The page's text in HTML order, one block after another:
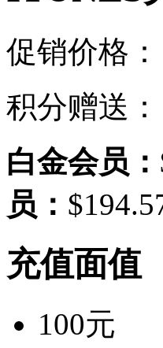
促销价格：
积分赠送：
白金会员：
员：
充值面值
100元